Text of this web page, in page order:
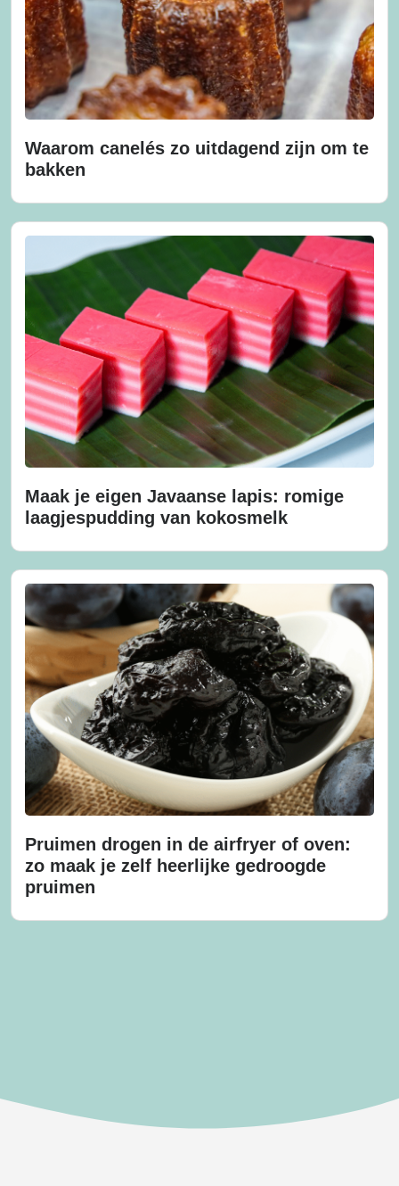
Waarom canelés zo uitdagend zijn om te
bakken
Maak je eigen Javaanse lapis: romige
laagjespudding van kokosmelk
Pruimen drogen in de airfryer of oven:
zo maak je zelf heerlijke gedroogde
pruimen